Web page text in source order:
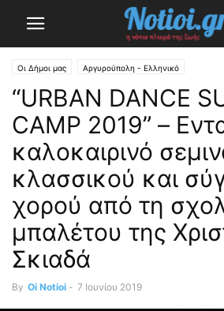
Οι Δήμοι μας Αργυρούπολη - Ελληνικό
“URBAN DANCE
CAMP 2019” –
καλοκαιρινό
κλασσικού και
χορού από τη
μπαλέτου της
Σκιαδά
By Oi Notioi - 7 Ιουνίου 2019